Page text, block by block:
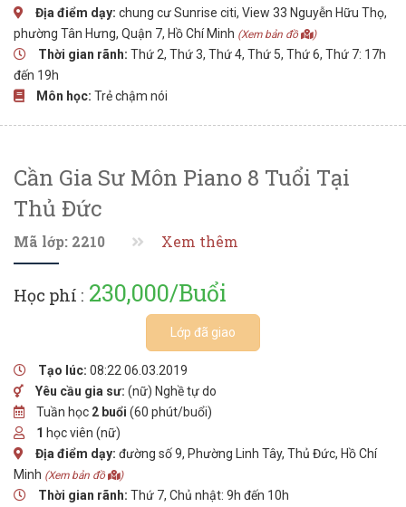
Địa điểm dạy: chung cư Sunrise citi, View 33 Nguyễn Hữu Thọ,
phường Tân Hưng, Quận 7, Hồ Chí Minh (Xem bản đồ )
Thời gian rãnh: Thứ 2, Thứ 3, Thứ 4, Thứ 5, Thứ 6, Thứ 7: 17h
đến 19h
Môn học: Trẻ chậm nói
Cần Gia Sư Môn Piano 8 Tuổi Tại
Thủ Đức
Mã lớp: 2210 Xem thêm
Học phí : 230,000/Buổi
Lớp đã giao
Tạo lúc: 08:22 06.03.2019
Yêu cầu gia sư: (nữ) Nghề tự do
Tuần học 2 buổi (60 phút/buổi)
1 học viên (nữ)
Địa điểm dạy: đường số 9, Phường Linh Tây, Thủ Đức, Hồ Chí
Minh (Xem bản đồ )
Thời gian rãnh: Thứ 7, Chủ nhật: 9h đến 10h